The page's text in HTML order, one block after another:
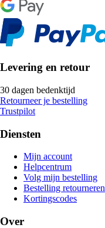
Levering en retour
30 dagen bedenktijd
Retourneer je bestelling
Trustpilot
Diensten
Mijn account
Helpcentrum
Volg mijn bestelling
Bestelling retourneren
Kortingscodes
Over